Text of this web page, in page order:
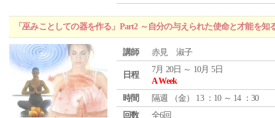
「巫みことしての器を作る」Part2 ～自分の与えられた使命と才能を知
講師 赤見 淑子
日程
7月 20日 ～ 10月 5日
A Week
時間
隔週 （金） 13 ：10 ～ 14 ：30
回数
全6回